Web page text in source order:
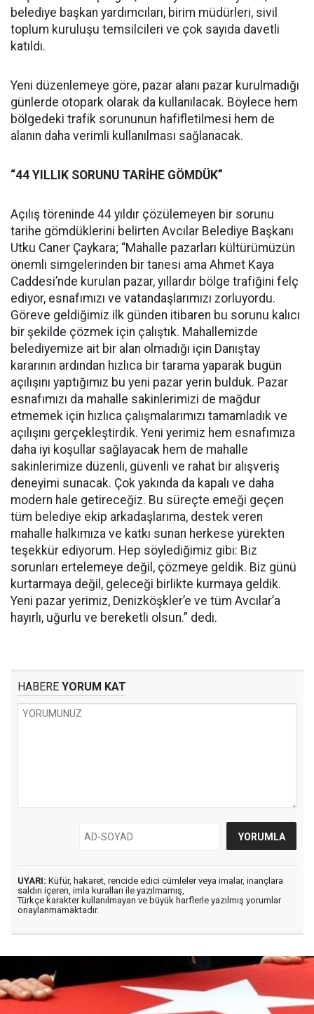
belediye başkan yardımcıları, birim müdürleri, sivil
toplum kuruluşu temsilcileri ve çok sayıda davetli
katıldı.
Yeni düzenlemeye göre, pazar alanı pazar kurulmadığı
günlerde otopark olarak da kullanılacak. Böylece hem
bölgedeki trafik sorununun hafifletilmesi hem de
alanın daha verimli kullanılması sağlanacak.
“44 YILLIK SORUNU TARİHE GÖMDÜK”
Açılış töreninde 44 yıldır çözülemeyen bir sorunu
tarihe gömdüklerini belirten Avcılar Belediye Başkanı
Utku Caner Çaykara; “Mahalle pazarları kültürümüzün
önemli simgelerinden bir tanesi ama Ahmet Kaya
Caddesi’nde kurulan pazar, yıllardır bölge trafiğini felç
ediyor, esnafımızı ve vatandaşlarımızı zorluyordu.
Göreve geldiğimiz ilk günden itibaren bu sorunu kalıcı
bir şekilde çözmek için çalıştık. Mahallemizde
belediyemize ait bir alan olmadığı için Danıştay
kararının ardından hızlıca bir tarama yaparak bugün
açılışını yaptığımız bu yeni pazar yerin bulduk. Pazar
esnafımızı da mahalle sakinlerimizi de mağdur
etmemek için hızlıca çalışmalarımızı tamamladık ve
açılışını gerçekleştirdik. Yeni yerimiz hem esnafımıza
daha iyi koşullar sağlayacak hem de mahalle
sakinlerimize düzenli, güvenli ve rahat bir alışveriş
deneyimi sunacak. Çok yakında da kapalı ve daha
modern hale getireceğiz. Bu süreçte emeği geçen
tüm belediye ekip arkadaşlarıma, destek veren
mahalle halkımıza ve katkı sunan herkese yürekten
teşekkür ediyorum. Hep söylediğimiz gibi: Biz
sorunları ertelemeye değil, çözmeye geldik. Biz günü
kurtarmaya değil, geleceği birlikte kurmaya geldik.
Yeni pazar yerimiz, Denizköşkler’e ve tüm Avcılar’a
hayırlı, uğurlu ve bereketli olsun.” dedi.
HABERE YORUM KAT
UYARI: Küfür, hakaret, rencide edici cümleler veya imalar, inançlara
saldırı içeren, imla kuralları ile yazılmamış,
Türkçe karakter kullanılmayan ve büyük harflerle yazılmış yorumlar
onaylanmamaktadır.